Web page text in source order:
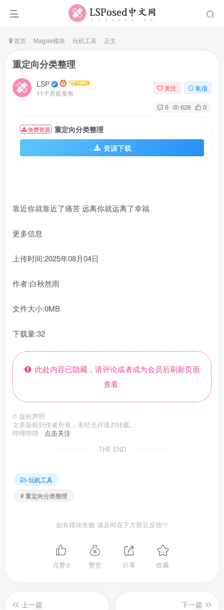
首页 Magisk模块 玩机工具 正文
重定向分类整理
LSP
11个月前发布
关注 私信
6 626 0
免费资源 重定向分类整理
资源下载
靠近你就靠近了痛苦 远离你就远离了幸福
更多信息
上传时间:2025年08月04日
作者:白秋然雨
文件大小:0MB
下载量:32
此处内容已隐藏，请评论或者成为会员后刷新页面
查看.
© 版权声明
文章版权归作者所有，未经允许请勿转载。
哔哩哔哩 : 点击关注
THE END
玩机工具
# 重定向分类整理
如有模块失效 请及时在下方留言反馈!!!
点赞0 赞赏 分享 收藏
上一篇
下一篇